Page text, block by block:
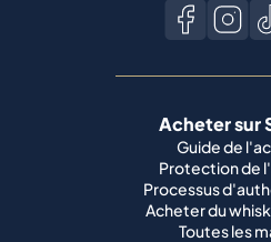
Acheter sur
Guide de
Protection de
Processus
Acheter du
Toutes les